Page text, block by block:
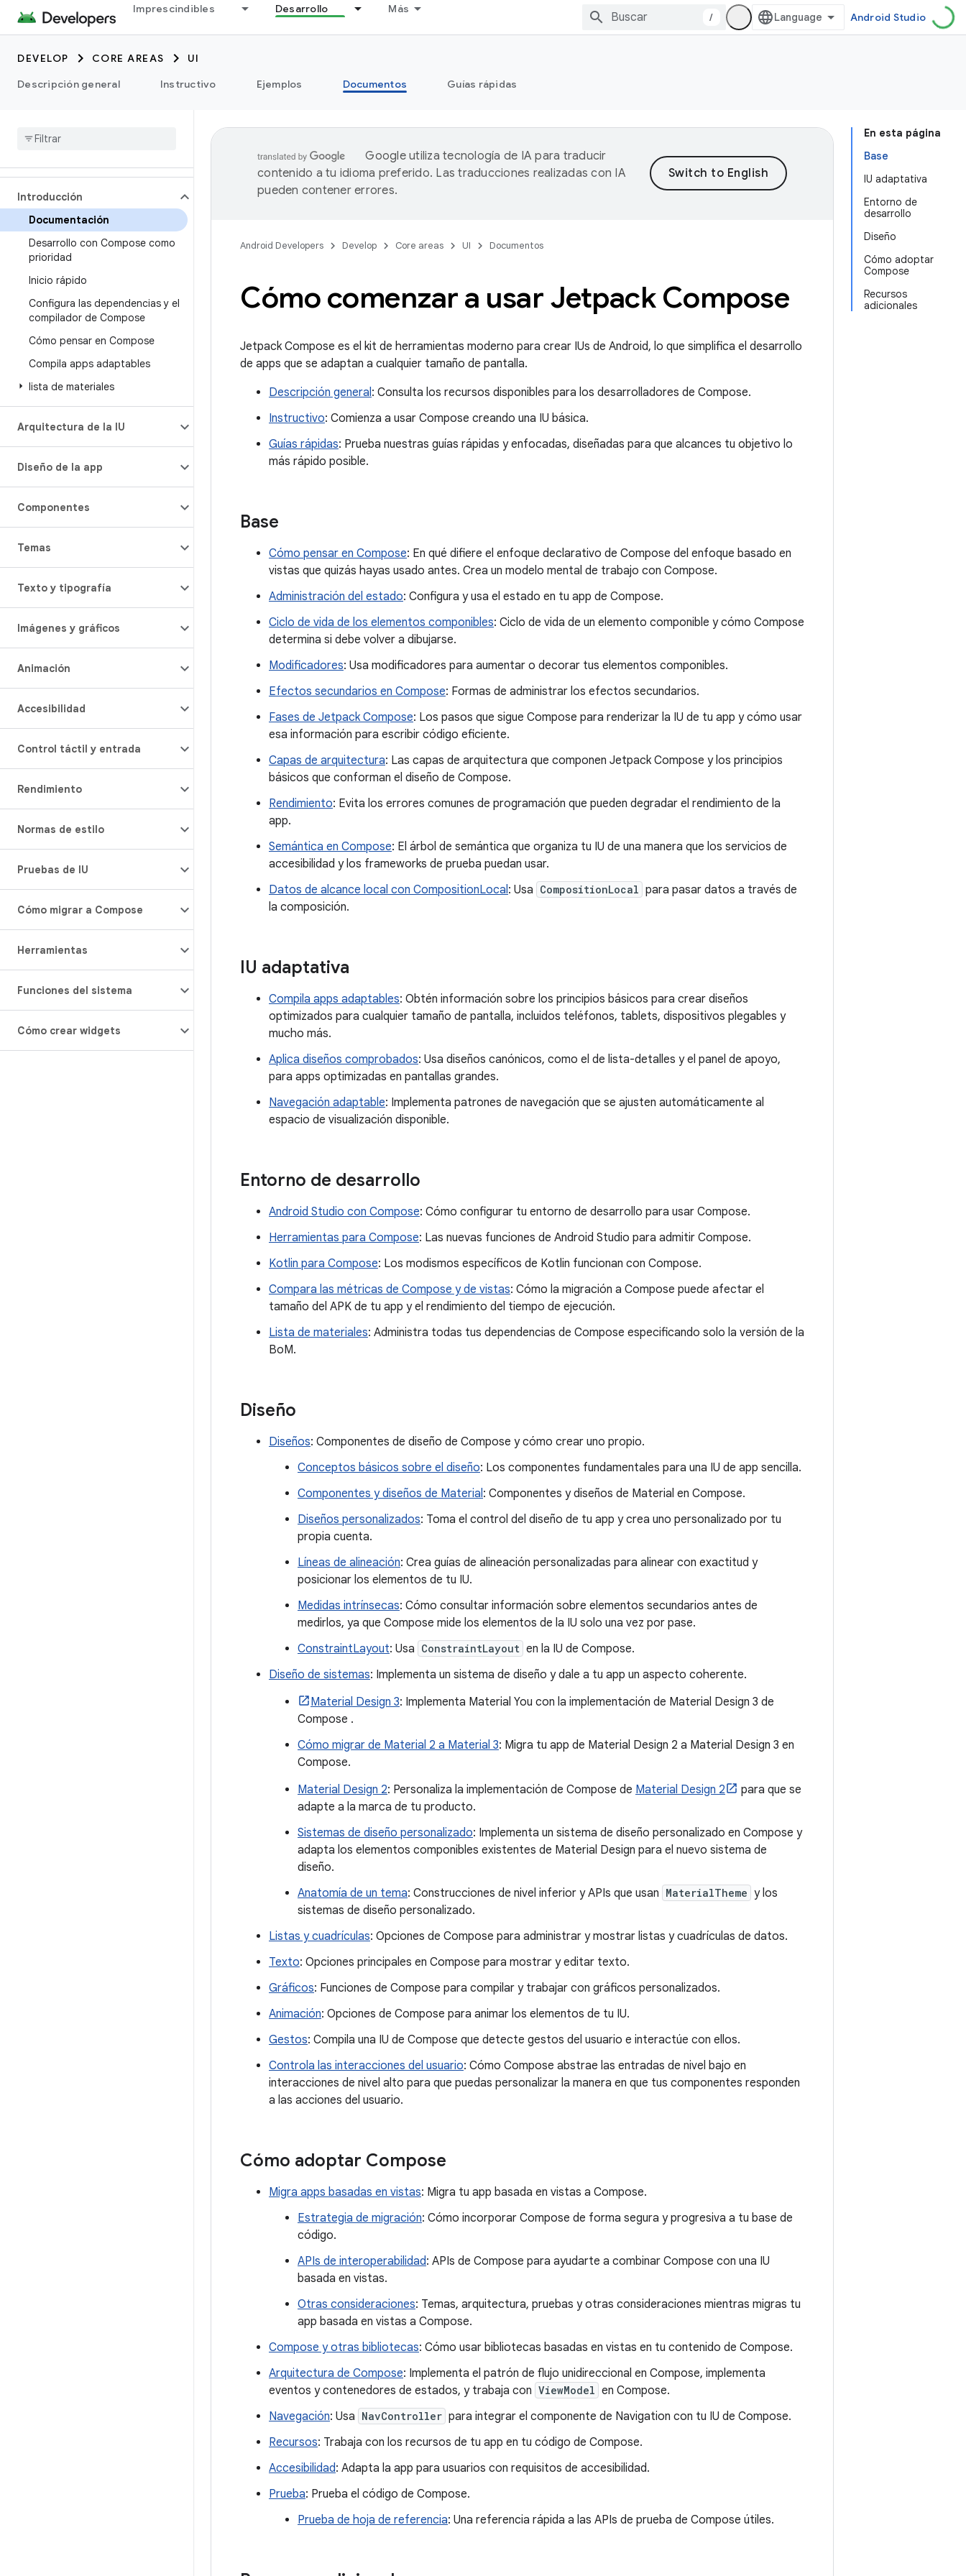
Imprescindibles Desarrollo Más
/ Android Studio
DEVELOP CORE AREAS
UI
Descripción general
Instructivo Ejemplos Documentos Guías rápidas
Introducción
Documentación
Desarrollo con Compose como
prioridad
Inicio rápido
Configura las dependencias y el
compilador de Compose
Cómo pensar en Compose
Compila apps adaptables
lista de materiales
Arquitectura de la IU
Diseño de la app
Componentes
Temas
Texto y tipografía
Imágenes y gráficos
Animación
Accesibilidad
Control táctil y entrada
Rendimiento
Normas de estilo
Pruebas de IU
Cómo migrar a Compose
Herramientas
Funciones del sistema
Cómo crear widgets
En esta página
Base
IU adaptativa
Entorno de
desarrollo
Diseño
Cómo adoptar
Compose
Recursos
adicionales
Google utiliza tecnología de IA para traducir
contenido a tu idioma preferido. Las traducciones realizadas con IA
pueden contener errores.
Android Developers Develop Core areas UI Documentos
Cómo comenzar a usar Jetpack Compose
Jetpack Compose es el kit de herramientas moderno para crear IUs de Android, lo que simplifica el desarrollo
de apps que se adaptan a cualquier tamaño de pantalla.
Descripción general: Consulta los recursos disponibles para los desarrolladores de Compose.
Instructivo: Comienza a usar Compose creando una IU básica.
Guías rápidas: Prueba nuestras guías rápidas y enfocadas, diseñadas para que alcances tu objetivo lo
más rápido posible.
Base
Cómo pensar en Compose: En qué difiere el enfoque declarativo de Compose del enfoque basado en
vistas que quizás hayas usado antes. Crea un modelo mental de trabajo con Compose.
Administración del estado: Configura y usa el estado en tu app de Compose.
Ciclo de vida de los elementos componibles: Ciclo de vida de un elemento componible y cómo Compose
determina si debe volver a dibujarse.
Modificadores: Usa modificadores para aumentar o decorar tus elementos componibles.
Efectos secundarios en Compose: Formas de administrar los efectos secundarios.
Fases de Jetpack Compose: Los pasos que sigue Compose para renderizar la IU de tu app y cómo usar
esa información para escribir código eficiente.
Capas de arquitectura: Las capas de arquitectura que componen Jetpack Compose y los principios
básicos que conforman el diseño de Compose.
Rendimiento: Evita los errores comunes de programación que pueden degradar el rendimiento de la
app.
Semántica en Compose: El árbol de semántica que organiza tu IU de una manera que los servicios de
accesibilidad y los frameworks de prueba puedan usar.
Datos de alcance local con CompositionLocal: Usa CompositionLocal para pasar datos a través de
la composición.
IU adaptativa
Compila apps adaptables: Obtén información sobre los principios básicos para crear diseños
optimizados para cualquier tamaño de pantalla, incluidos teléfonos, tablets, dispositivos plegables y
mucho más.
Aplica diseños comprobados: Usa diseños canónicos, como el de lista-detalles y el panel de apoyo,
para apps optimizadas en pantallas grandes.
Navegación adaptable: Implementa patrones de navegación que se ajusten automáticamente al
espacio de visualización disponible.
Entorno de desarrollo
Android Studio con Compose: Cómo configurar tu entorno de desarrollo para usar Compose.
Herramientas para Compose: Las nuevas funciones de Android Studio para admitir Compose.
Kotlin para Compose: Los modismos específicos de Kotlin funcionan con Compose.
Compara las métricas de Compose y de vistas: Cómo la migración a Compose puede afectar el
tamaño del APK de tu app y el rendimiento del tiempo de ejecución.
Lista de materiales: Administra todas tus dependencias de Compose especificando solo la versión de la
BoM.
Diseño
Diseños: Componentes de diseño de Compose y cómo crear uno propio.
Conceptos básicos sobre el diseño: Los componentes fundamentales para una IU de app sencilla.
Componentes y diseños de Material: Componentes y diseños de Material en Compose.
Diseños personalizados: Toma el control del diseño de tu app y crea uno personalizado por tu
propia cuenta.
Líneas de alineación: Crea guías de alineación personalizadas para alinear con exactitud y
posicionar los elementos de tu IU.
Medidas intrínsecas: Cómo consultar información sobre elementos secundarios antes de
medirlos, ya que Compose mide los elementos de la IU solo una vez por pase.
ConstraintLayout: Usa ConstraintLayout en la IU de Compose.
Diseño de sistemas: Implementa un sistema de diseño y dale a tu app un aspecto coherente.
Material Design 3: Implementa Material You con la implementación de Material Design 3 de
Compose .
Cómo migrar de Material 2 a Material 3: Migra tu app de Material Design 2 a Material Design 3 en
Compose.
Material Design 2: Personaliza la implementación de Compose de Material Design 2
para que se
adapte a la marca de tu producto.
Sistemas de diseño personalizado: Implementa un sistema de diseño personalizado en Compose y
adapta los elementos componibles existentes de Material Design para el nuevo sistema de
diseño.
Anatomía de un tema: Construcciones de nivel inferior y APIs que usan MaterialTheme y los
sistemas de diseño personalizado.
Listas y cuadrículas: Opciones de Compose para administrar y mostrar listas y cuadrículas de datos.
Texto: Opciones principales en Compose para mostrar y editar texto.
Gráficos: Funciones de Compose para compilar y trabajar con gráficos personalizados.
Animación: Opciones de Compose para animar los elementos de tu IU.
Gestos: Compila una IU de Compose que detecte gestos del usuario e interactúe con ellos.
Controla las interacciones del usuario: Cómo Compose abstrae las entradas de nivel bajo en
interacciones de nivel alto para que puedas personalizar la manera en que tus componentes responden
a las acciones del usuario.
Cómo adoptar Compose
Migra apps basadas en vistas: Migra tu app basada en vistas a Compose.
Estrategia de migración: Cómo incorporar Compose de forma segura y progresiva a tu base de
código.
APIs de interoperabilidad: APIs de Compose para ayudarte a combinar Compose con una IU
basada en vistas.
Otras consideraciones: Temas, arquitectura, pruebas y otras consideraciones mientras migras tu
app basada en vistas a Compose.
Compose y otras bibliotecas: Cómo usar bibliotecas basadas en vistas en tu contenido de Compose.
Arquitectura de Compose: Implementa el patrón de flujo unidireccional en Compose, implementa
eventos y contenedores de estados, y trabaja con ViewModel en Compose.
Navegación: Usa NavController para integrar el componente de Navigation con tu IU de Compose.
Recursos: Trabaja con los recursos de tu app en tu código de Compose.
Accesibilidad: Adapta la app para usuarios con requisitos de accesibilidad.
Prueba: Prueba el código de Compose.
Prueba de hoja de referencia: Una referencia rápida a las APIs de prueba de Compose útiles.